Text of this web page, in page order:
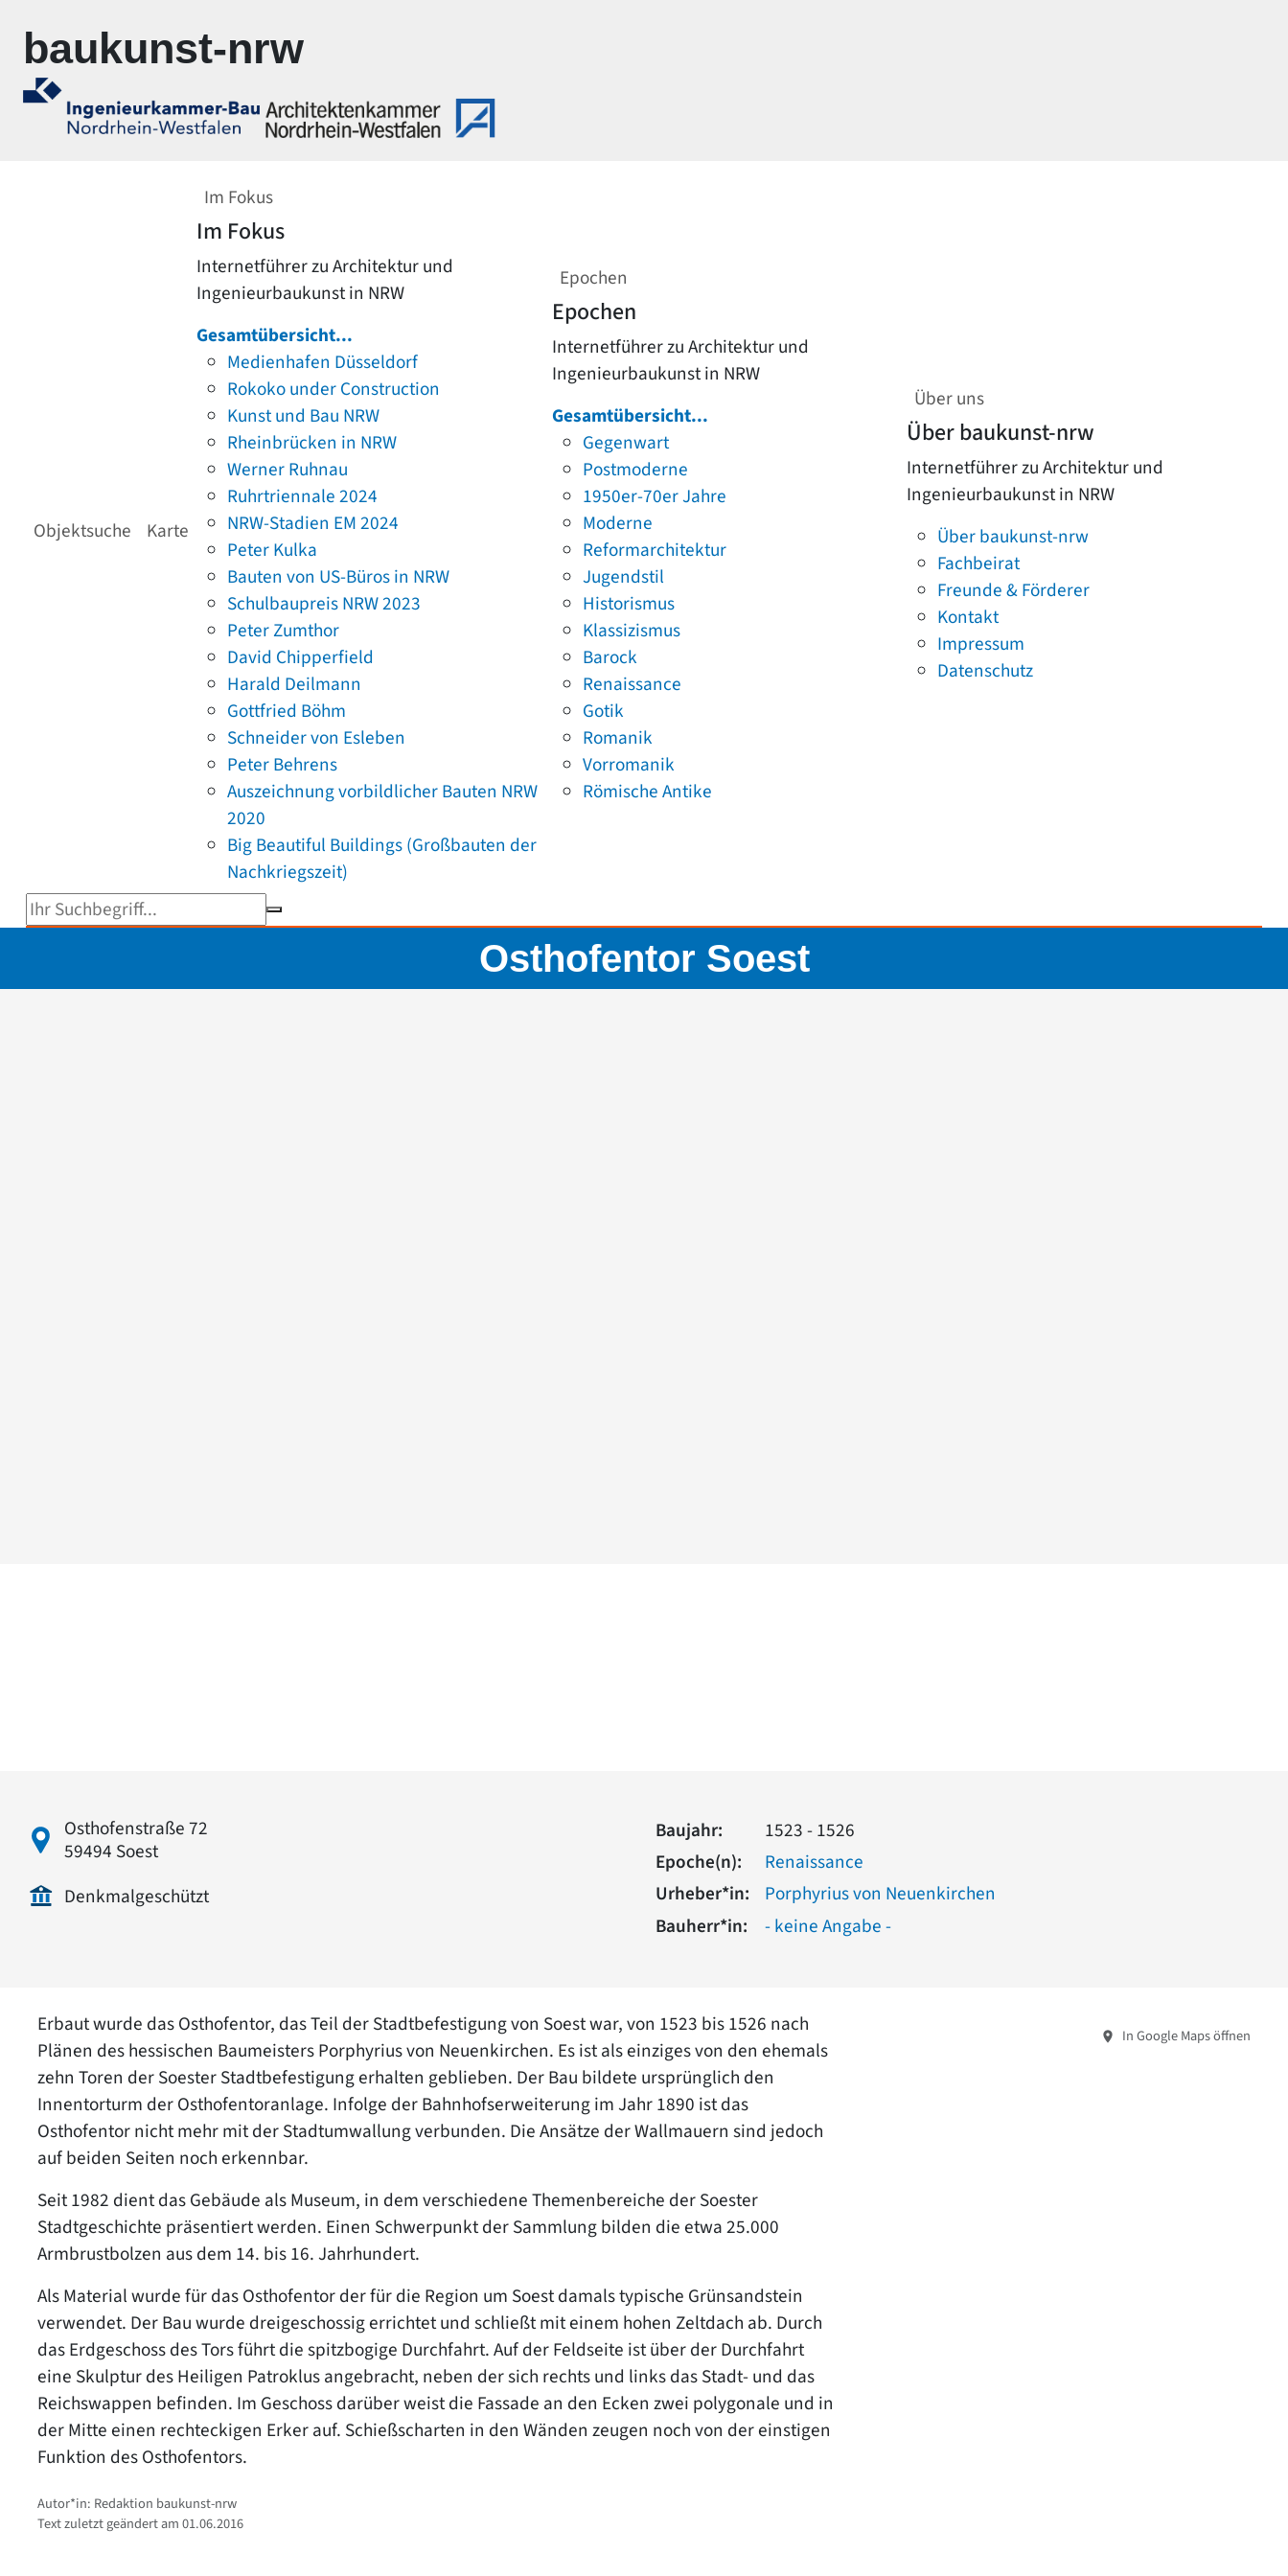
baukunst-nrw
Objektsuche Karte
Im Fokus
Im Fokus
Internetführer zu Architektur und
Ingenieurbaukunst in NRW
Gesamtübersicht...
Medienhafen Düsseldorf
Rokoko under Construction
Kunst und Bau NRW
Rheinbrücken in NRW
Werner Ruhnau
Ruhrtriennale 2024
NRW-Stadien EM 2024
Peter Kulka
Bauten von US-Büros in NRW
Schulbaupreis NRW 2023
Peter Zumthor
David Chipperfield
Harald Deilmann
Gottfried Böhm
Schneider von Esleben
Peter Behrens
Auszeichnung vorbildlicher Bauten NRW
2020
Big Beautiful Buildings (Großbauten der
Nachkriegszeit)
Epochen
Epochen
Internetführer zu Architektur und
Ingenieurbaukunst in NRW
Gesamtübersicht...
Gegenwart
Postmoderne
1950er-70er Jahre
Moderne
Reformarchitektur
Jugendstil
Historismus
Klassizismus
Barock
Renaissance
Gotik
Romanik
Vorromanik
Römische Antike
Über uns
Über baukunst-nrw
Internetführer zu Architektur und
Ingenieurbaukunst in NRW
Über baukunst-nrw
Fachbeirat
Freunde & Förderer
Kontakt
Impressum
Datenschutz
Suchbegriff eingeben
Osthofentor Soest
Osthofenstraße 72
59494 Soest
Denkmalgeschützt
Baujahr:
1523 - 1526
Epoche(n):
Renaissance
Urheber*in:
Porphyrius von Neuenkirchen
Bauherr*in:
- keine Angabe -
Erbaut wurde das Osthofentor, das Teil der Stadtbefestigung von Soest war, von 1523 bis 1526 nach
Plänen des hessischen Baumeisters Porphyrius von Neuenkirchen. Es ist als einziges von den ehemals
zehn Toren der Soester Stadtbefestigung erhalten geblieben. Der Bau bildete ursprünglich den
Innentorturm der Osthofentoranlage. Infolge der Bahnhofserweiterung im Jahr 1890 ist das
Osthofentor nicht mehr mit der Stadtumwallung verbunden. Die Ansätze der Wallmauern sind jedoch
auf beiden Seiten noch erkennbar.
Seit 1982 dient das Gebäude als Museum, in dem verschiedene Themenbereiche der Soester
Stadtgeschichte präsentiert werden. Einen Schwerpunkt der Sammlung bilden die etwa 25.000
Armbrustbolzen aus dem 14. bis 16. Jahrhundert.
Als Material wurde für das Osthofentor der für die Region um Soest damals typische Grünsandstein
verwendet. Der Bau wurde dreigeschossig errichtet und schließt mit einem hohen Zeltdach ab. Durch
das Erdgeschoss des Tors führt die spitzbogige Durchfahrt. Auf der Feldseite ist über der Durchfahrt
eine Skulptur des Heiligen Patroklus angebracht, neben der sich rechts und links das Stadt- und das
Reichswappen befinden. Im Geschoss darüber weist die Fassade an den Ecken zwei polygonale und in
der Mitte einen rechteckigen Erker auf. Schießscharten in den Wänden zeugen noch von der einstigen
Funktion des Osthofentors.
Autor*in: Redaktion baukunst-nrw
Text zuletzt geändert am 01.06.2016
In Google Maps öffnen